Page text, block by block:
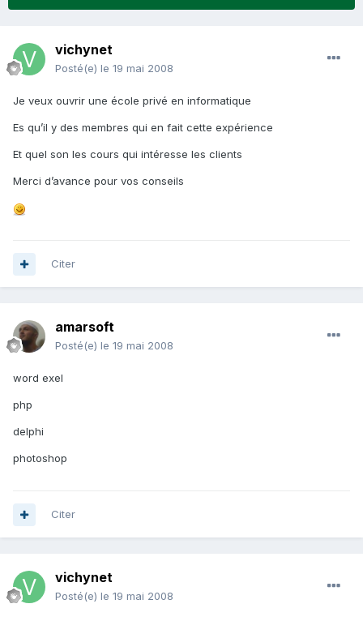
vichynet
Posté(e) le 19 mai 2008
Je veux ouvrir une école privé en informatique
Es qu’il y des membres qui en fait cette expérience
Et quel son les cours qui intéresse les clients
Merci d’avance pour vos conseils
Citer
amarsoft
Posté(e) le 19 mai 2008
word exel
php
delphi
photoshop
Citer
vichynet
Posté(e) le 19 mai 2008